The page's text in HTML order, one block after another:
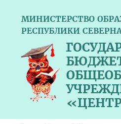
МИНИСТЕРСТВО
РЕСПУБЛИКИ